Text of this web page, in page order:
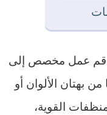
عمل مخصص إلى
بهتان الألوان أو
القوية،